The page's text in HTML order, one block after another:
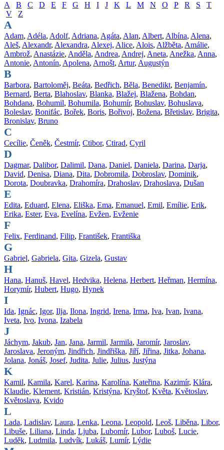
A B C D E F G H I J K L M N O P R S
T
V
Z
A
Adam, Adéla, Adolf, Adriana, Agáta, Alan, Albert, Albína, Alena,
Aleš, Alexandr, Alexandra, Alexej, Alice, Alois, Alžběta, Amálie,
Ambrož, Anastázie, Anděla, Andrea, Andrej, Aneta, Anežka, Anna,
Antonie, Antonín, Apolena, Arnošt, Artur, Augustýn
B
Barbora, Bartoloměj, Beáta, Bedřich, Běla, Benedikt, Benjamín,
Bernard, Berta, Blahoslav, Blanka, Blažej, Blažena, Bohdan,
Bohdana, Bohumil, Bohumila, Bohumír, Bohuslav, Bohuslava,
Boleslav, Bonifác, Bořek, Boris, Bořivoj, Božena, Břetislav, Brigita,
Bronislav, Bruno
C
Cecílie, Čeněk, Čestmír, Ctibor, Ctirad, Cyril
D
Dagmar, Dalibor, Dalimil, Dana, Daniel, Daniela, Darina, Darja,
David, Denisa, Diana, Dita, Dobromila, Dobroslav, Dominik,
Dorota, Doubravka, Drahomíra, Drahoslav, Drahoslava, Dušan
E
Edita, Eduard, Elena, Eliška, Ema, Emanuel, Emil, Emílie, Erik,
Erika, Ester, Eva, Evelína, Evžen, Evženie
F
Felix, Ferdinand, Filip, František, Františka
G
Gabriel, Gabriela, Gita, Gizela, Gustav
H
Hana, Hanuš, Havel, Hedvika, Helena, Herbert, Heřman, Hermína,
Horymír, Hubert, Hugo, Hynek
I
Ida, Ignác, Igor, Ilja, Ilona, Ingrid, Irena, Irma, Iva, Ivan, Ivana,
Iveta, Ivo, Ivona, Izabela
J
Jáchym, Jakub, Jan, Jana, Jarmil, Jarmila, Jaromír, Jaroslav,
Jaroslava, Jeroným, Jindřich, Jindřiška, Jiří, Jiřina, Jitka, Johana,
Jolana, Jonáš, Josef, Judita, Julie, Julius, Justýna
K
Kamil, Kamila, Karel, Karina, Karolína, Kateřina, Kazimír, Klára,
Klaudie, Klement, Kristián, Kristýna, Kryštof, Květa, Květoslav,
Květoslava, Kvido
L
Lada, Ladislav, Laura, Lenka, Leona, Leopold, Leoš, Liběna, Libor,
Libuše, Liliana, Linda, Ljuba, Lubomír, Lubor, Luboš, Lucie,
Luděk, Ludmila, Ludvík, Lukáš, Lumír, Lýdie